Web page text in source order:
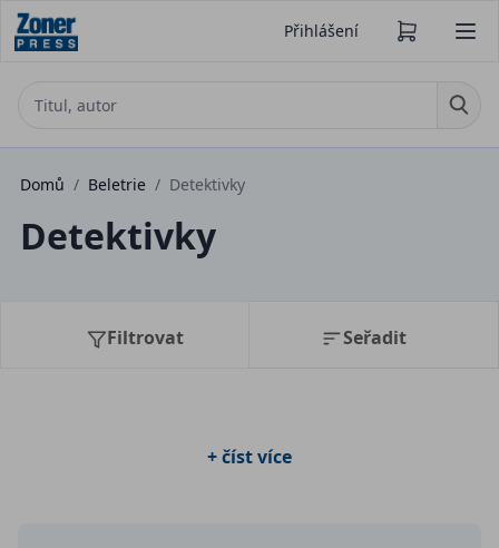
Přihlášení
Domů / Beletrie / Detektivky
Detektivky
Filtrovat Seřadit
+ číst více